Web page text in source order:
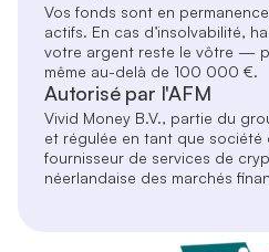
Vos fonds sont en
actifs. En cas d’insolvabilité,
votre argent reste le vôtre —
même au-delà de 100 000 €.
Autorisé par l'AFM
Vivid Money B.V., partie du
et régulée en tant que société
fournisseur de services de
néerlandaise des marchés